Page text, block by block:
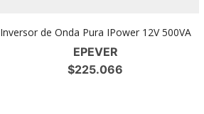
Inversor de Onda Pura IPower 12V 500VA
EPEVER
$225.066